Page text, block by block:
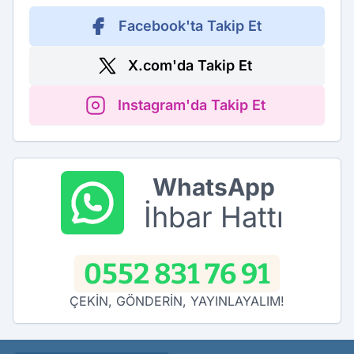
Facebook'ta Takip Et
X.com'da Takip Et
Instagram'da Takip Et
WhatsApp
İhbar Hattı
0552 831 76 91
ÇEKİN, GÖNDERİN, YAYINLAYALIM!